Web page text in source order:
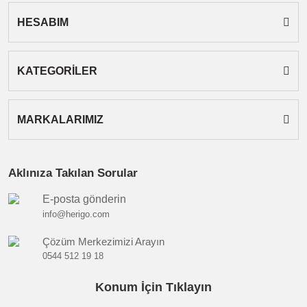
Gönder
HESABIM
KATEGORİLER
MARKALARIMIZ
Aklınıza Takılan Sorular
E-posta gönderin
info@herigo.com
Çözüm Merkezimizi Arayın
0544 512 19 18
Konum İçin Tıklayın